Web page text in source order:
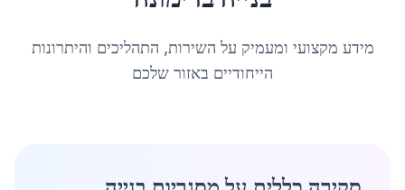
מידע מקצועי ומעמיק על השירות, התהליכים והיתרונות
הייחודיים באזור שלכם